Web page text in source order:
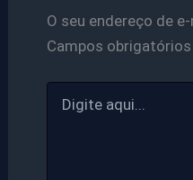
O seu endereço de
Campos
aqui...